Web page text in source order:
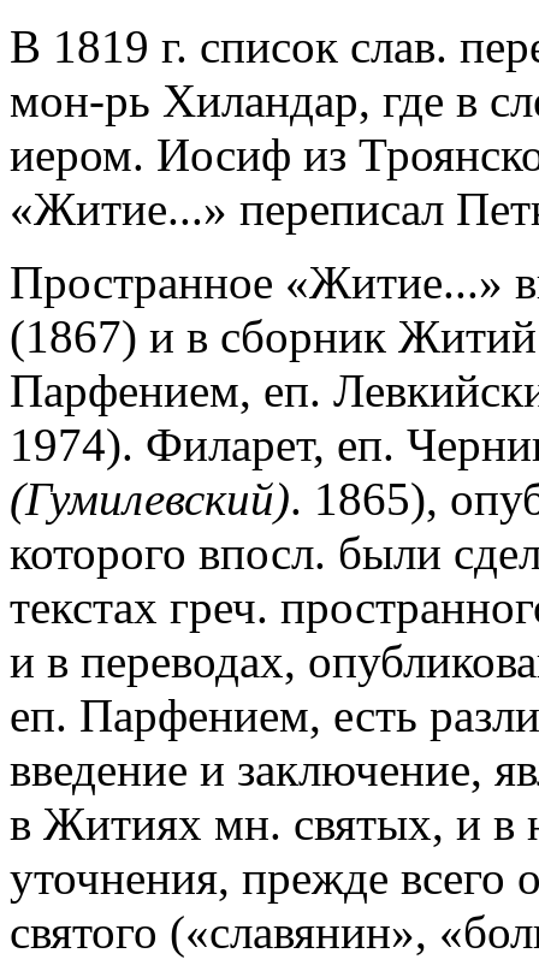
В 1819 г. список слав.
мон-рь Хиландар, где в
иером. Иосиф из
«Житие...» переписал
Пространное «Житие...»
(1867) и в сборник
Парфением, еп.
1974). Филарет, еп.
(Гумилевский). 1865),
которого впосл. были
текстах греч.
и в переводах,
еп. Парфением, есть
введение и заключение,
в Житиях мн. святых, и в
уточнения, прежде всего
святого («славянин»,